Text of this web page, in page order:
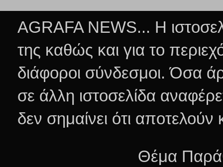
AGRAFA NEWS... Η
της καθώς και για το
διάφοροι σύνδεσμοι.Όσα
σε άλλη ιστοσελίδα
δεν σημαίνει ότι
Θέμα